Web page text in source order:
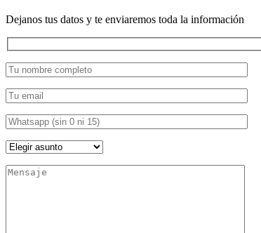
Dejanos tus datos y te enviaremos toda la información